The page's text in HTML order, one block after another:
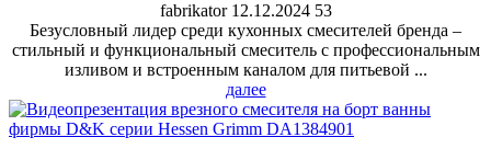
fabrikator 12.12.2024 53
Безусловный лидер среди кухонных смесителей бренда –
стильный и функциональный смеситель с профессиональным
изливом и встроенным каналом для питьевой ...
далее